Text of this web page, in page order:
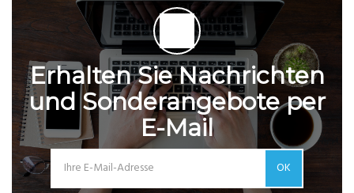
Erhalten Sie Nachrichten
und Sonderangebote per
E-Mail
OK